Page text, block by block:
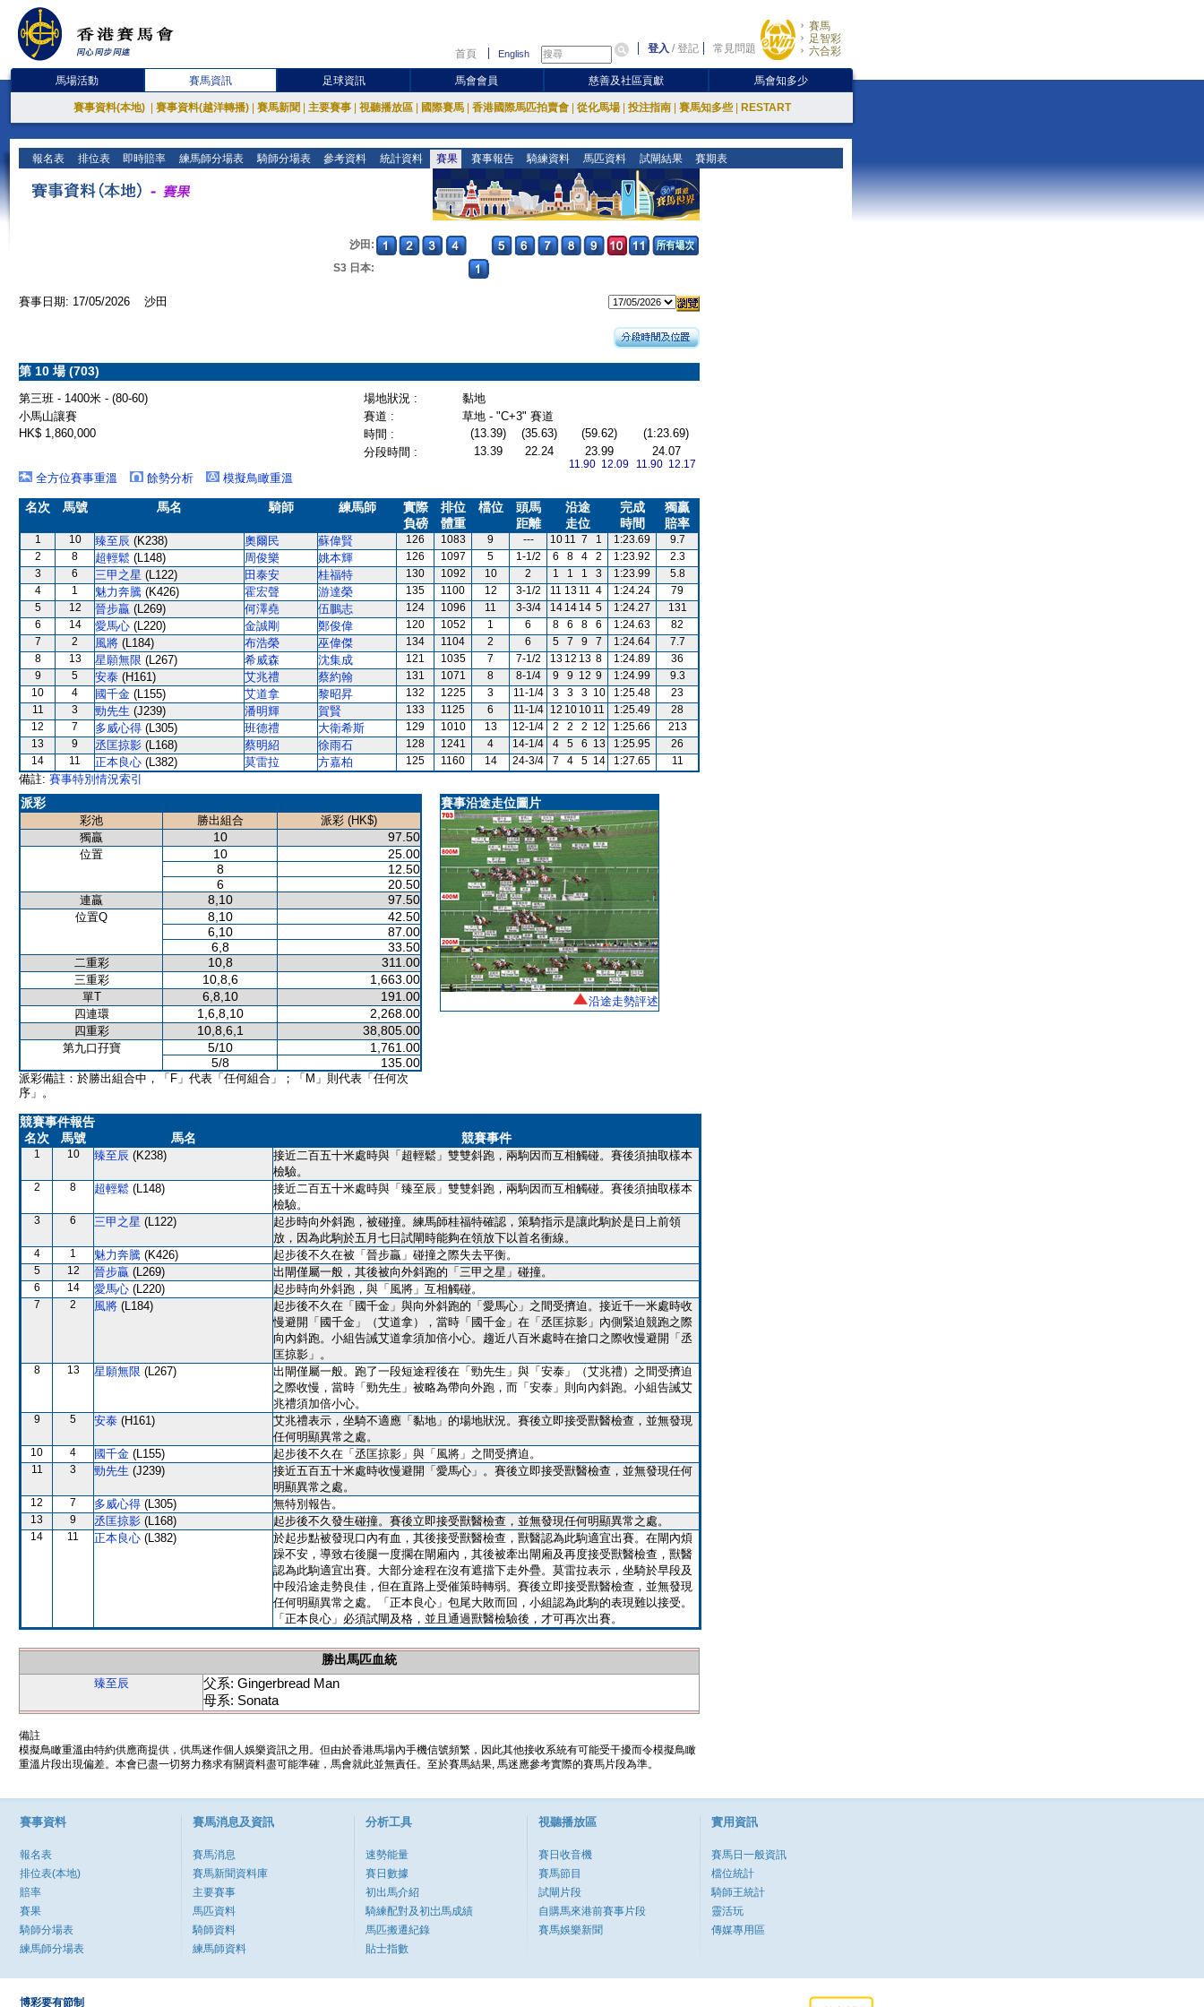
首頁 English 登入 /登記 常見問題
賽馬
足智彩
六合彩
馬場活動 賽馬資訊 足球資訊 馬會會員 慈善及社區貢獻 馬會知多少
賽事資料(本地) 賽事資料(越洋轉播) 賽馬新聞 主要賽事 視聽播放區 國際賽馬 香港國際馬匹拍賣會 從化馬場 投注指南 賽馬知多些 RESTART
報名表 排位表 即時賠率 練馬師分場表 騎師分場表 參考資料 統計資料 賽果 賽事報告 騎練資料 馬匹資料 試閘結果 賽期表
沙田:
S3 日本:
賽事日期: 17/05/2026 沙田
第 10 場 (703)
第三班 - 1400米 - (80-60) 場地狀況 :
黏地
小馬山讓賽
賽道 :
草地 - "C+3" 賽道
HK$ 1,860,000
時間 : (13.39) (35.63) (59.62)
(1:23.69)
分段時間 :
13.39 22.24 23.99
11.90 12.09
24.07
11.90 12.17
全方位賽事重溫 餘勢分析 模擬鳥瞰重溫
名次 馬號 馬名 騎師 練馬師
實際
負磅
排位
體重
檔位
頭馬
距離
沿途
走位
完成
時間
獨贏
賠率
1 10 臻至辰 (K238) 奧爾民 蘇偉賢 126 1083 9 --- 10 11 7 1 1:23.69
9.7
2
8 超輕鬆 (L148) 周俊樂 姚本輝 126 1097 5 1-1/2 6 8 4 2 1:23.92
2.3
3
6 三甲之星 (L122) 田泰安 桂福特 130 1092 10 2 1 1 1 3 1:23.99
5.8
4
1 魅力奔騰 (K426) 霍宏聲 游達榮 135 1100 12 3-1/2 11 13 11 4 1:24.24
79
5
12 晉步贏 (L269) 何澤堯 伍鵬志 124 1096 11 3-3/4 14 14 14 5 1:24.27
131
6
14 愛馬心 (L220) 金誠剛 鄭俊偉 120 1052 1 6 8 6 8 6 1:24.63
82
7
2 風將 (L184) 布浩榮 巫偉傑 134 1104 2 6 5 7 9 7 1:24.64
7.7
8
13 星願無限 (L267) 希威森 沈集成 121 1035 7 7-1/2 13 12 13 8 1:24.89
36
9
5 安泰 (H161) 艾兆禮 蔡約翰 131 1071 8 8-1/4 9 9 12 9 1:24.99
9.3
10
4 國千金 (L155) 艾道拿 黎昭昇 132 1225 3 11-1/4 3 3 3 10 1:25.48
23
11
3 勁先生 (J239) 潘明輝 賀賢 133 1125 6 11-1/4 12 10 10 11 1:25.49
28
12
7 多威心得 (L305) 班德禮 大衛希斯 129 1010 13 12-1/4 2 2 2 12 1:25.66
213
13
9 丞匡掠影 (L168) 蔡明紹 徐雨石 128 1241 4 14-1/4 4 5 6 13 1:25.95
26
14
11 正本良心 (L382) 莫雷拉 方嘉柏 125 1160 14 24-3/4 7 4 5 14 1:27.65 11
備註: 賽事特別情況索引
派彩
彩池 勝出組合
派彩 (HK$)
獨贏
10 97.50
位置 10
25.00
8
12.50
6
20.50
連贏 8,10 97.50
位置Q 8,10
42.50
6,10
87.00
6,8
33.50
二重彩 10,8 311.00
三重彩 10,8,6 1,663.00
單T 6,8,10 191.00
四連環 1,6,8,10 2,268.00
四重彩 10,8,6,1 38,805.00
第九口孖寶 5/10
1,761.00
5/8
135.00
派彩備註：於勝出組合中，「F」代表「任何組合」；「M」則代表「任何次
序」。
賽事沿途走位圖片
沿途走勢評述
競賽事件報告
名次
馬號 馬名 競賽事件
1 10 臻至辰 (K238)
接近二百五十米處時與「超輕鬆」雙雙斜跑，兩駒因而互相觸碰。賽後須抽取樣本
檢驗。
2 8 超輕鬆 (L148)
接近二百五十米處時與「臻至辰」雙雙斜跑，兩駒因而互相觸碰。賽後須抽取樣本
檢驗。
3 6 三甲之星 (L122)
起步時向外斜跑，被碰撞。練馬師桂福特確認，策騎指示是讓此駒於是日上前領
放，因為此駒於五月七日試閘時能夠在領放下以首名衝線。
4 1 魅力奔騰 (K426) 起步後不久在被「晉步贏」碰撞之際失去平衡。
5 12 晉步贏 (L269) 出閘僅屬一般，其後被向外斜跑的「三甲之星」碰撞。
6 14 愛馬心 (L220) 起步時向外斜跑，與「風將」互相觸碰。
7 2 風將 (L184)
起步後不久在「國千金」與向外斜跑的「愛馬心」之間受擠迫。接近千一米處時收
慢避開「國千金」（艾道拿），當時「國千金」在「丞匡掠影」內側緊迫競跑之際
向內斜跑。小組告誡艾道拿須加倍小心。趨近八百米處時在搶口之際收慢避開「丞
匡掠影」。
8 13 星願無限 (L267)
出閘僅屬一般。跑了一段短途程後在「勁先生」與「安泰」（艾兆禮）之間受擠迫
之際收慢，當時「勁先生」被略為帶向外跑，而「安泰」則向內斜跑。小組告誡艾
兆禮須加倍小心。
9 5 安泰 (H161)
艾兆禮表示，坐騎不適應「黏地」的場地狀況。賽後立即接受獸醫檢查，並無發現
任何明顯異常之處。
10 4 國千金 (L155) 起步後不久在「丞匡掠影」與「風將」之間受擠迫。
11 3 勁先生 (J239)
接近五百五十米處時收慢避開「愛馬心」。賽後立即接受獸醫檢查，並無發現任何
明顯異常之處。
12 7 多威心得 (L305) 無特別報告。
13 9 丞匡掠影 (L168) 起步後不久發生碰撞。賽後立即接受獸醫檢查，並無發現任何明顯異常之處。
14 11 正本良心 (L382)
於起步點被發現口內有血，其後接受獸醫檢查，獸醫認為此駒適宜出賽。在閘內煩
躁不安，導致右後腿一度擱在閘廂內，其後被牽出閘廂及再度接受獸醫檢查，獸醫
認為此駒適宜出賽。大部分途程在沒有遮擋下走外疊。莫雷拉表示，坐騎於早段及
中段沿途走勢良佳，但在直路上受催策時轉弱。賽後立即接受獸醫檢查，並無發現
任何明顯異常之處。「正本良心」包尾大敗而回，小組認為此駒的表現難以接受。
「正本良心」必須試閘及格，並且通過獸醫檢驗後，才可再次出賽。
勝出馬匹血統
臻至辰
父系: Gingerbread Man
母系: Sonata
備註
模擬鳥瞰重溫由特約供應商提供，供馬迷作個人娛樂資訊之用。但由於香港馬場內手機信號頻繁，因此其他接收系統有可能受干擾而令模擬鳥瞰
重溫片段出現偏差。本會已盡一切努力務求有關資料盡可能準確，馬會就此並無責任。至於賽馬結果, 馬迷應參考實際的賽馬片段為準。
賽事資料
報名表
排位表(本地)
賠率
賽果
騎師分場表
練馬師分場表
賽馬消息及資訊
賽馬消息
賽馬新聞資料庫
主要賽事
馬匹資料
騎師資料
練馬師資料
分析工具
速勢能量
賽日數據
初出馬介紹
騎練配對及初岀馬成績
馬匹搬遷紀錄
貼士指數
視聽播放區
賽日收音機
賽馬節目
試閘片段
自購馬來港前賽事片段
賽馬娛樂新聞
實用資訊
賽馬日一般資訊
檔位統計
騎師王統計
靈活玩
傳媒專用區
博彩要有節制